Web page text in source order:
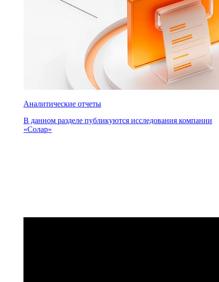
Аналитические отчеты
В данном разделе публикуются исследования компании
«Солар»